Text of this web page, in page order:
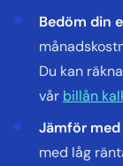
Bedöm din
Du kan
vår billån
Jämför
med låg